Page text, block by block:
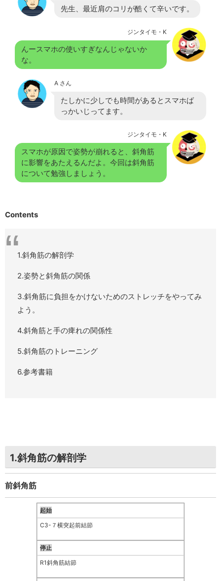
先生、最近肩のコリが酷くて辛いです。
ジンタイモ・K
んースマホの使いすぎなんじゃないか
な。
A さん
たしかに少しでも時間があるとスマホば
っかいじってます。
ジンタイモ・K
スマホが原因で姿勢が崩れると、斜角筋
に影響をあたえるんだよ。今回は斜角筋
について勉強しましょう。
Contents
1.斜角筋の解剖学
2.姿勢と斜角筋の関係
3.斜角筋に負担をかけないためのストレッチをやってみ
よう。
4.斜角筋と手の痺れの関係性
5.斜角筋のトレーニング
6.参考書籍
1.斜角筋の解剖学
前斜角筋
起始
C3-７横突起前結節
停止
R1斜角筋結節